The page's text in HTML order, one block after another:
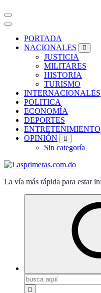
PORTADA
NACIONALES
JUSTICIA
MILITARES
HISTORIA
TURISMO
INTERNACIONALES
POLITICA
ECONOMÍA
DEPORTES
ENTRETENIMIENTO
OPINIÓN
Sin categoría
La vía más rápida para estar
Buscar: